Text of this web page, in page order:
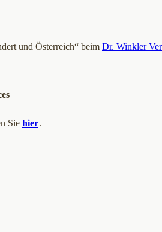
und Österreich“ beim Dr. Winkler
Sie hier.